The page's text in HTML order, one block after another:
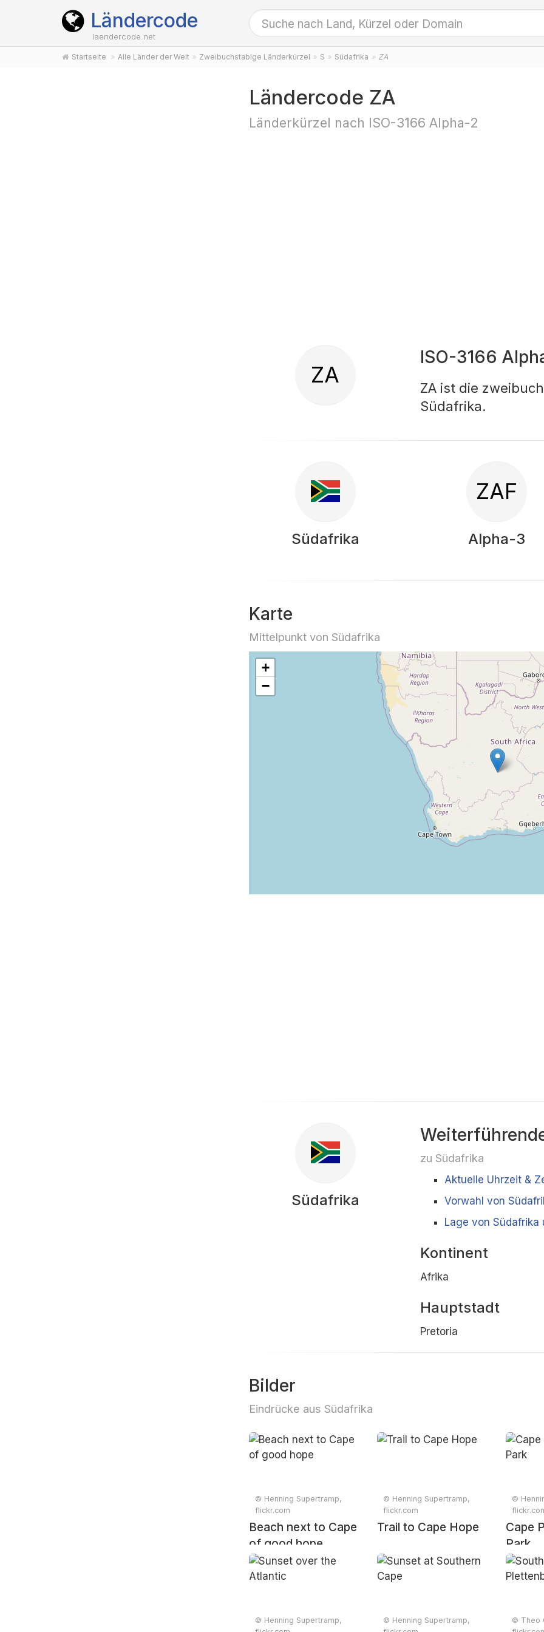
Ländercode
laendercode.net
Startseite Alle Länder der Welt Zweibuchstabige Länderkürzel S Südafrika ZA
Ländercode ZA
Länderkürzel nach ISO-3166 Alpha-2
ZA
ISO-3166
ZA ist die
Südafrika.
Südafrika
ZAF
Alpha-3
Karte
Mittelpunkt von Südafrika
+
−
Südafrika
zu Südafrika
Aktuelle Uhrzeit &
Vorwahl von
Lage von Südafrika
Kontinent
Afrika
Hauptstadt
Pretoria
Bilder
Eindrücke aus Südafrika
© Henning Supertramp,
flickr.com
Beach next to Cape
of good hope
© Henning Supertramp,
flickr.com
Trail to Cape Hope
©
Cape
Park
© Henning Supertramp,
© Henning Supertramp,
© Theo